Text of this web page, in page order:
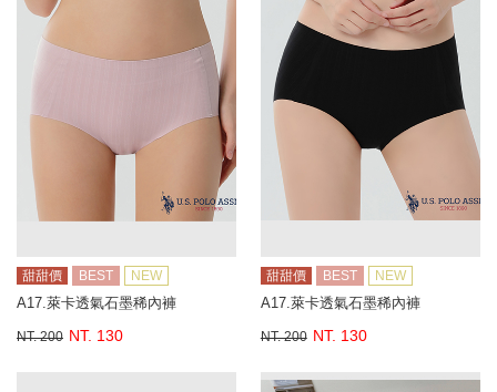
甜甜價 BEST NEW
A17.萊卡透氣石墨稀內褲
NT. 200 NT. 130
甜甜價 BEST NEW
A17.萊卡透氣石墨稀內褲
NT. 200 NT. 130